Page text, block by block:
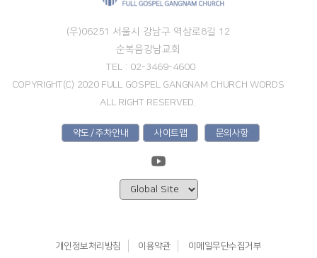
(우)06251 서울시 강남구 역삼로8길 12
순복음강남교회
TEL : 02-3469-4600
COPYRIGHT(C) 2020 FULL GOSPEL GANGNAM CHURCH WORDS
ALL RIGHT RESERVED.
약도 / 주차안내 사이트맵 문의사항
개인정보처리방침 이용약관 이메일무단수집거부